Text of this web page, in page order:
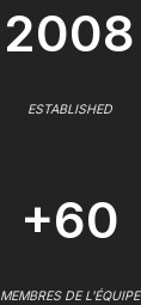
2008
ESTABLISHED
+60
MEMBRES DE L'ÉQUIPE